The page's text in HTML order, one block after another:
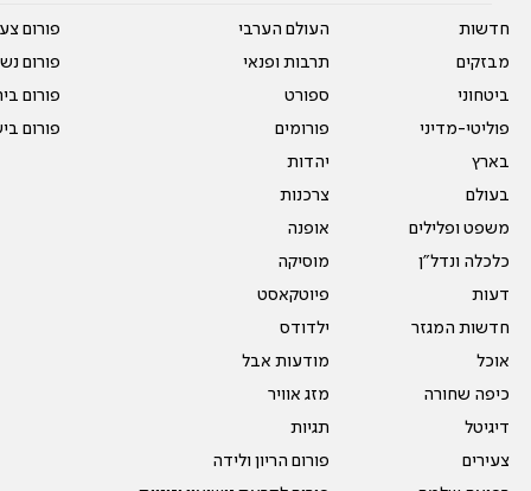
חדשות
מבזקים
ביטחוני
פוליטי-מדיני
בארץ
בעולם
משפט ופלילים
כלכלה ונדל"ן
דעות
חדשות המגזר
אוכל
כיפה שחורה
דיגיטל
צעירים
העולם הערבי
תרבות ופנאי
ספורט
פורומים
יהדות
צרכנות
אופנה
מוסיקה
פיוטקאסט
ילדודס
מודעות אבל
מזג אוויר
תגיות
פורום הריון ולידה
פורום
פורום
פורום
פורום